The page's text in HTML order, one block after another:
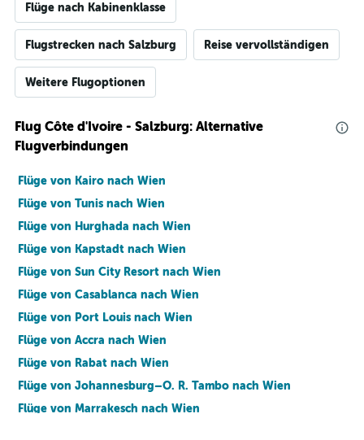
Flüge nach Kabinenklasse
Flugstrecken nach Salzburg Reise vervollständigen
Weitere Flugoptionen
Flug Côte d'Ivoire - Salzburg: Alternative
Flugverbindungen
Flüge von Kairo nach Wien
Flüge von Tunis nach Wien
Flüge von Hurghada nach Wien
Flüge von Kapstadt nach Wien
Flüge von Sun City Resort nach Wien
Flüge von Casablanca nach Wien
Flüge von Port Louis nach Wien
Flüge von Accra nach Wien
Flüge von Rabat nach Wien
Flüge von Johannesburg–O. R. Tambo nach Wien
Flüge von Marrakesch nach Wien